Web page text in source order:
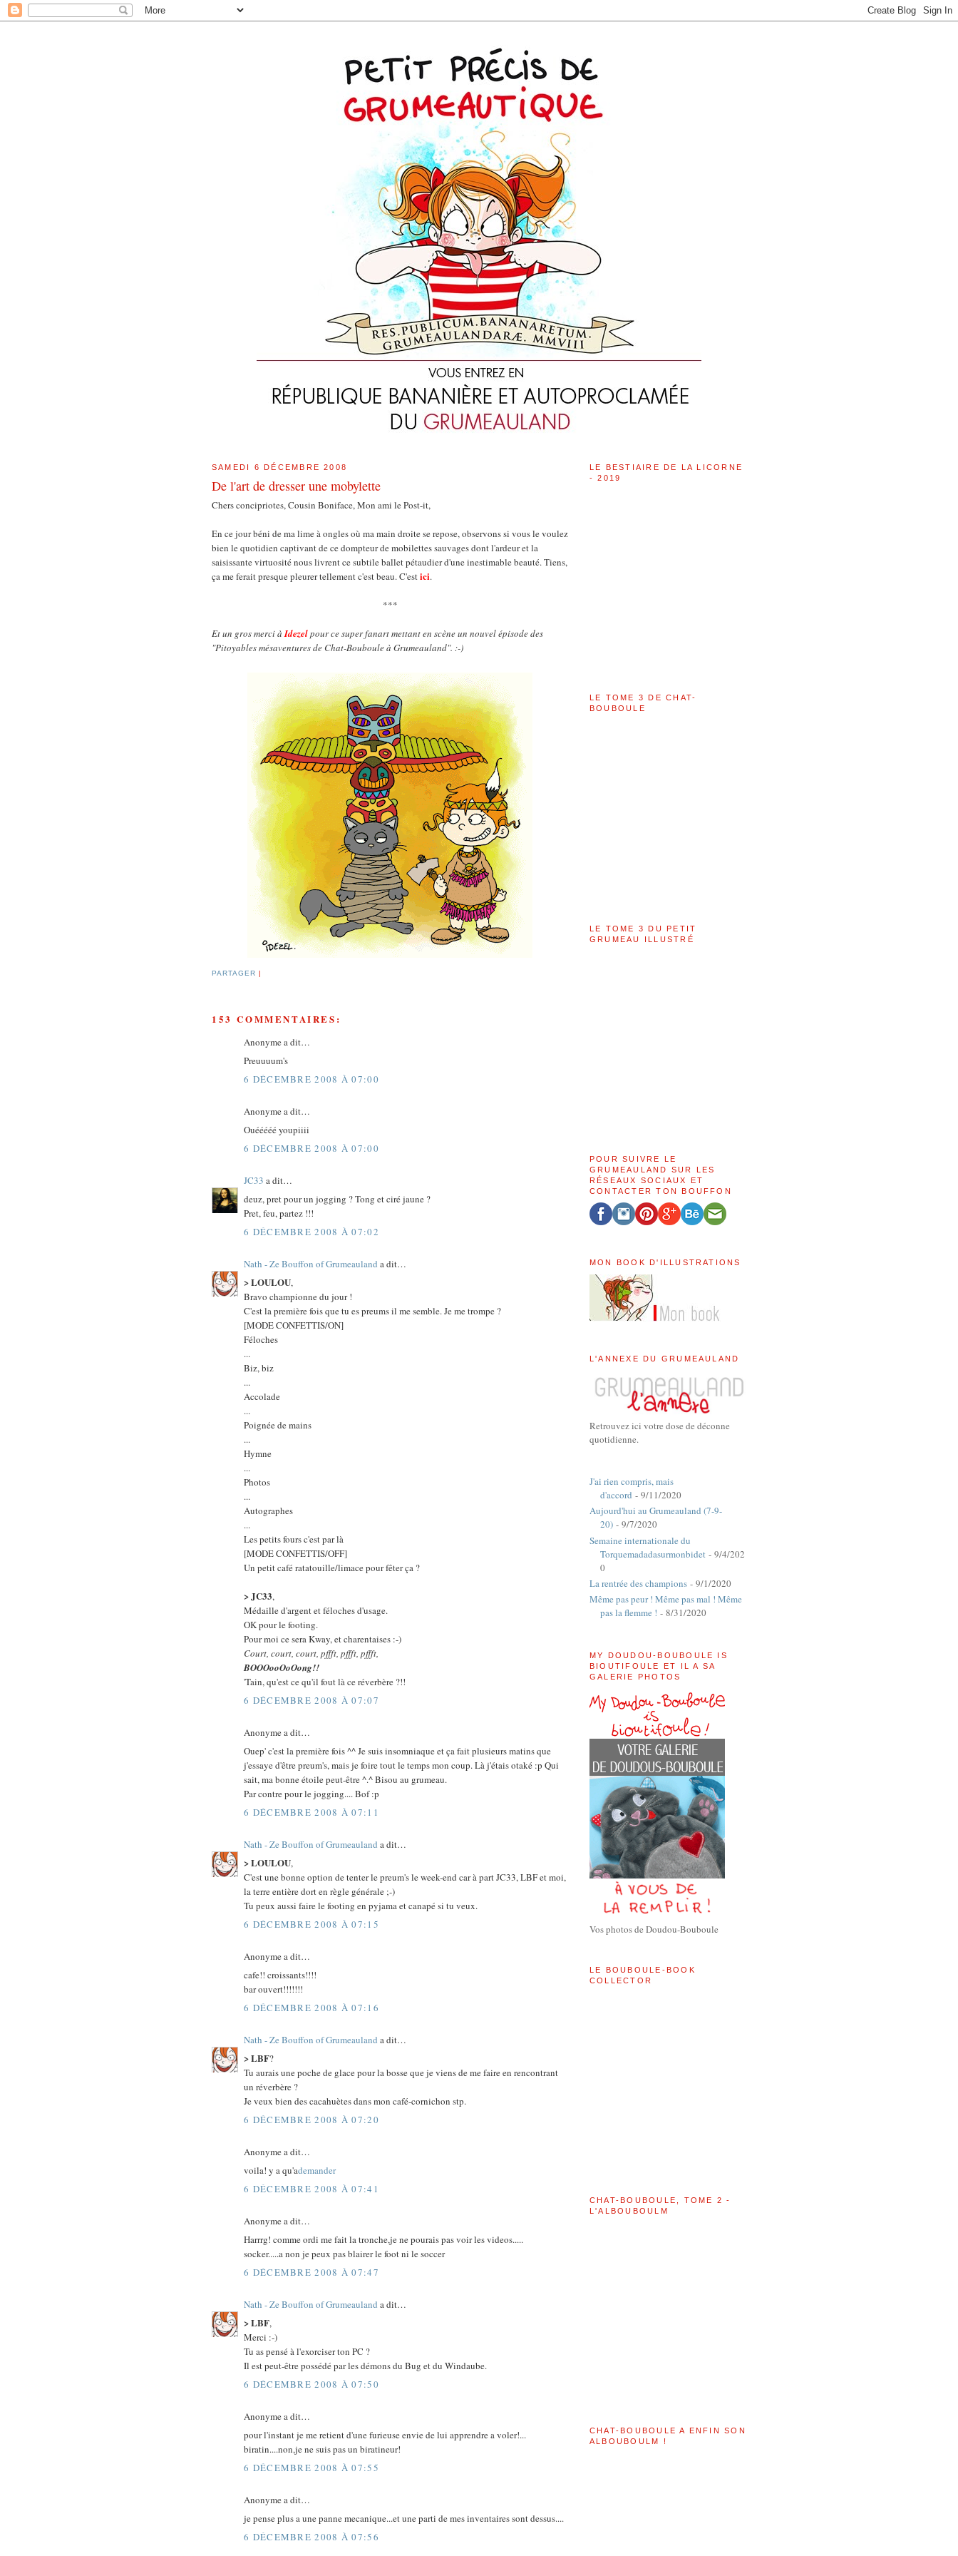
SAMEDI 6 DÉCEMBRE 2008
De l'art de dresser une mobylette
Chers concipriotes, Cousin Boniface, Mon ami le Post-it,
En ce jour béni de ma lime à ongles où ma main droite se repose, observons si vous le voulez
bien le quotidien captivant de ce dompteur de mobilettes sauvages dont l'ardeur et la
saisissante virtuosité nous livrent ce subtile ballet pétaudier d'une inestimable beauté. Tiens,
ça me ferait presque pleurer tellement c'est beau. C'estici.
***
Et un gros merci àIdezelpour ce super fanart mettant en scène un nouvel épisode des
"Pitoyables mésaventures de Chat-Bouboule à Grumeauland". :-)
PARTAGER |
153 COMMENTAIRES:
Anonyme a dit…
Preuuuum's
6 DÉCEMBRE 2008 À 07:00
Anonyme a dit…
Ouééééé youpiiii
6 DÉCEMBRE 2008 À 07:00
JC33 a dit…
deuz, pret pour un jogging ? Tong et ciré jaune ?
Pret, feu, partez !!!
6 DÉCEMBRE 2008 À 07:02
Nath - Ze Bouffon of Grumeauland a dit…
> LOULOU,
Bravo championne du jour !
C'est la première fois que tu es preums il me semble. Je me trompe ?
[MODE CONFETTIS/ON]
Féloches
...
Biz, biz
...
Accolade
...
Poignée de mains
...
Hymne
...
Photos
...
Autographes
...
Les petits fours c'est par là
[MODE CONFETTIS/OFF]
Un petit café ratatouille/limace pour fêter ça ?
> JC33,
Médaille d'argent et féloches d'usage.
OK pour le footing.
Pour moi ce sera Kway, et charentaises :-)
Court, court, court, pffft, pffft, pffft,
BOOOooOoOong!!
'Tain, qu'est ce qu'il fout là ce réverbère ?!!
6 DÉCEMBRE 2008 À 07:07
Anonyme a dit…
Ouep' c'est la première fois ^^ Je suis insomniaque et ça fait plusieurs matins que
j'essaye d'être preum's, mais je foire tout le temps mon coup. Là j'étais otaké :p Qui
sait, ma bonne étoile peut-être ^.^ Bisou au grumeau.
Par contre pour le jogging.... Bof :p
6 DÉCEMBRE 2008 À 07:11
Nath - Ze Bouffon of Grumeauland a dit…
> LOULOU,
C'est une bonne option de tenter le preum's le week-end car à part JC33, LBF et moi,
la terre entière dort en règle générale ;-)
Tu peux aussi faire le footing en pyjama et canapé si tu veux.
6 DÉCEMBRE 2008 À 07:15
Anonyme a dit…
cafe!! croissants!!!!
bar ouvert!!!!!!!
6 DÉCEMBRE 2008 À 07:16
Nath - Ze Bouffon of Grumeauland a dit…
> LBF?
Tu aurais une poche de glace pour la bosse que je viens de me faire en rencontrant
un réverbère ?
Je veux bien des cacahuètes dans mon café-cornichon stp.
6 DÉCEMBRE 2008 À 07:20
Anonyme a dit…
voila! y a qu'ademander
6 DÉCEMBRE 2008 À 07:41
Anonyme a dit…
Harrrg! comme ordi me fait la tronche,je ne pourais pas voir les videos.....
socker.....a non je peux pas blairer le foot ni le soccer
6 DÉCEMBRE 2008 À 07:47
Nath - Ze Bouffon of Grumeauland a dit…
> LBF,
Merci :-)
Tu as pensé à l'exorciser ton PC ?
Il est peut-être possédé par les démons du Bug et du Windaube.
6 DÉCEMBRE 2008 À 07:50
Anonyme a dit…
pour l'instant je me retient d'une furieuse envie de lui apprendre a voler!...
biratin....non,je ne suis pas un biratineur!
6 DÉCEMBRE 2008 À 07:55
Anonyme a dit…
je pense plus a une panne mecanique...et une parti de mes inventaires sont dessus....
6 DÉCEMBRE 2008 À 07:56
LE BESTIAIRE DE LA LICORNE
- 2019
LE TOME 3 DE CHAT-
BOUBOULE
LE TOME 3 DU PETIT
GRUMEAU ILLUSTRÉ
POUR SUIVRE LE
GRUMEAULAND SUR LES
RÉSEAUX SOCIAUX ET
CONTACTER TON BOUFFON
MON BOOK D'ILLUSTRATIONS
L'ANNEXE DU GRUMEAULAND
Retrouvez ici votre dose de déconne
quotidienne.
J'ai rien compris, mais
d'accord - 9/11/2020
Aujourd'hui au Grumeauland (7-9-
20) - 9/7/2020
Semaine internationale du
Torquemadadasurmonbidet - 9/4/202
0
La rentrée des champions - 9/1/2020
Même pas peur ! Même pas mal ! Même
pas la flemme ! - 8/31/2020
MY DOUDOU-BOUBOULE IS
BIOUTIFOULE ET IL A SA
GALERIE PHOTOS
Vos photos de Doudou-Bouboule
LE BOUBOULE-BOOK
COLLECTOR
CHAT-BOUBOULE, TOME 2 -
L'ALBOUBOULM
CHAT-BOUBOULE A ENFIN SON
ALBOUBOULM !